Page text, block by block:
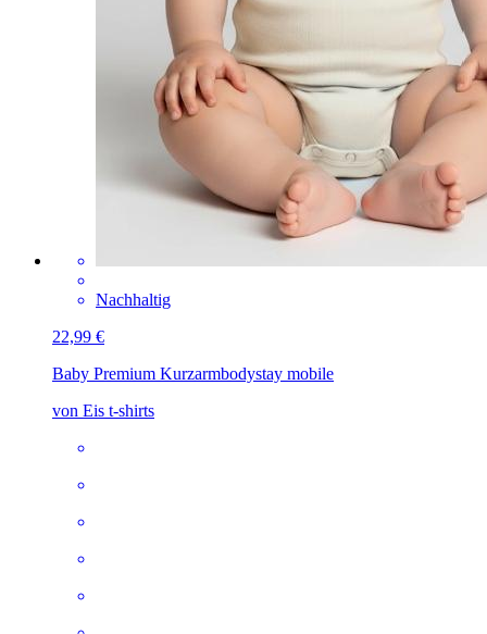
Nachhaltig
22,99 €
Baby Premium Kurzarmbodystay mobile
von Eis t-shirts